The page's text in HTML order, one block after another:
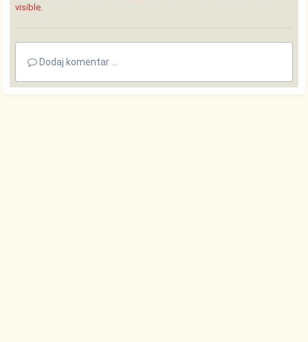
visible.
Dodaj komentar ...